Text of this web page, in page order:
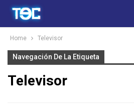
Home Televisor
Navegación De La Etiqueta
Televisor